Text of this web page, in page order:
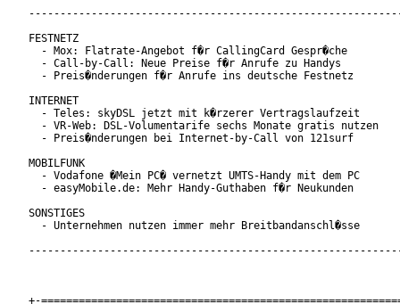
FESTNETZ
  - Mox: Flatrate-Angebot f�r CallingCard Gespr�che
  - Call-by-Call: Neue Preise f�r Anrufe zu Handys
  - Preis�nderungen f�r Anrufe ins deutsche Festnetz
INTERNET
  - Teles: skyDSL jetzt mit k�rzerer Vertragslaufzeit
  - VR-Web: DSL-Volumentarife sechs Monate gratis nutzen
  - Preis�nderungen bei Internet-by-Call von 121surf
MOBILFUNK
  - Vodafone �Mein PC� vernetzt UMTS-Handy mit dem PC
  - easyMobile.de: Mehr Handy-Guthaben f�r Neukunden
SONSTIGES
  - Unternehmen nutzen immer mehr Breitbandanschl�sse
+-